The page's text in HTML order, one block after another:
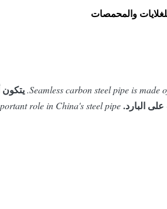
والمحمصات
Seamless carbon steel pipe is
البارد.role in China's steel pipe